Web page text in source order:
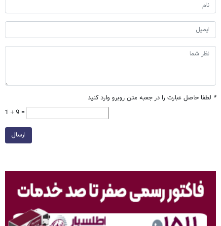
* لطفا حاصل عبارت را در جعبه متن روبرو وارد کنید
1 + 9 =
ارسال